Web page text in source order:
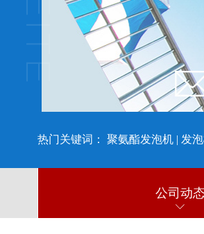
热门关键词： 聚氨酯发泡机| 发
公司动态